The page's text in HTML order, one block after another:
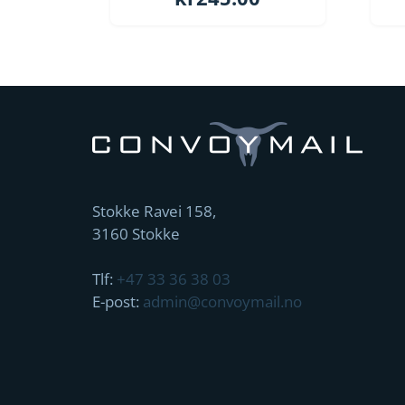
Stokke Ravei 158,
3160 Stokke
Tlf: +47 33 36 38 03
E-post: admin@convoymail.no